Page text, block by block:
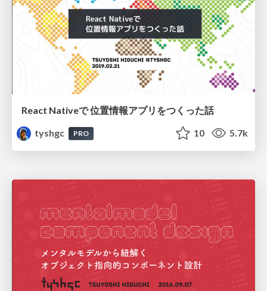
React Nativeで 位置情報アプリをつくった話
tyshgc
PRO 10 5.7k